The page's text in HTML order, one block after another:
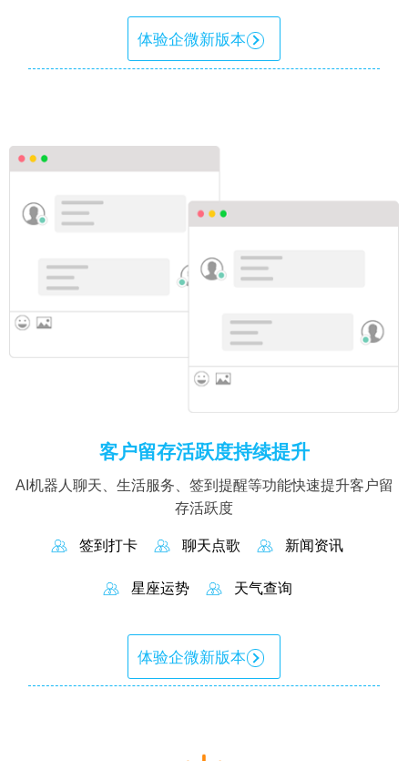
体验企微新版本
客户留存活跃度持续提升
AI机器人聊天、生活服务、签到提醒等功能快速提升客户留
存活跃度
签到打卡 聊天点歌 新闻资讯
星座运势 天气查询
体验企微新版本